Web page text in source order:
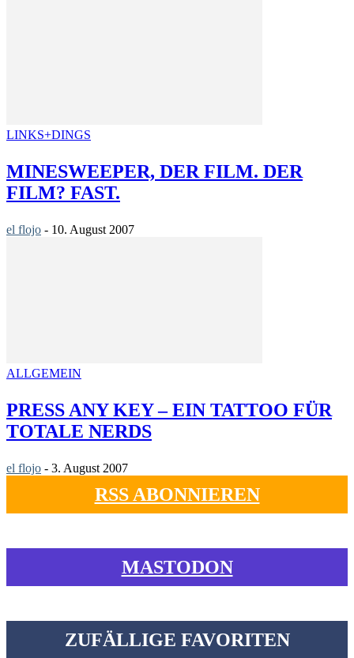
LINKS+DINGS
MINESWEEPER, DER FILM. DER
FILM? FAST.
el flojo - 10. August 2007
ALLGEMEIN
PRESS ANY KEY – EIN TATTOO FÜR
TOTALE NERDS
el flojo - 3. August 2007
RSS ABONNIEREN
MASTODON
ZUFÄLLIGE FAVORITEN